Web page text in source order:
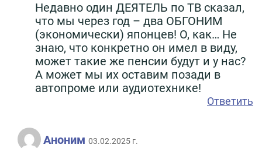
Недавно один ДЕЯТЕЛЬ по ТВ сказал,
что мы через год – два ОБГОНИМ
(экономически) японцев! О, как… Не
знаю, что конкретно он имел в виду,
может такие же пенсии будут и у нас?
А может мы их оставим позади в
автопроме или аудиотехнике!
Ответить
Аноним 03.02.2025 г.